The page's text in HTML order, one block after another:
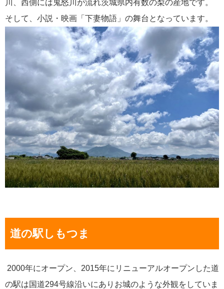
川、西側には鬼怒川が流れ茨城県内有数の梨の産地です。
そして、小説・映画「下妻物語」の舞台となっています。
道の駅しもつま
2000年にオープン、2015年にリニューアルオープンした道
の駅は国道294号線沿いにありお城のような外観をしていま